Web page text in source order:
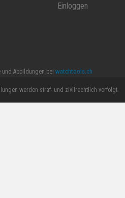
Einloggen
und Abbildungen bei watchtools.ch
werden straf- und zivilrechtlich verfolgt.